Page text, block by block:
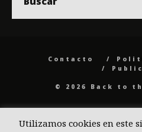
Contacto
© 2026 Back to
Utilizamos cookies en este